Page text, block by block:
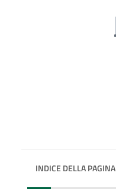
INDICE DELLA PAGINA